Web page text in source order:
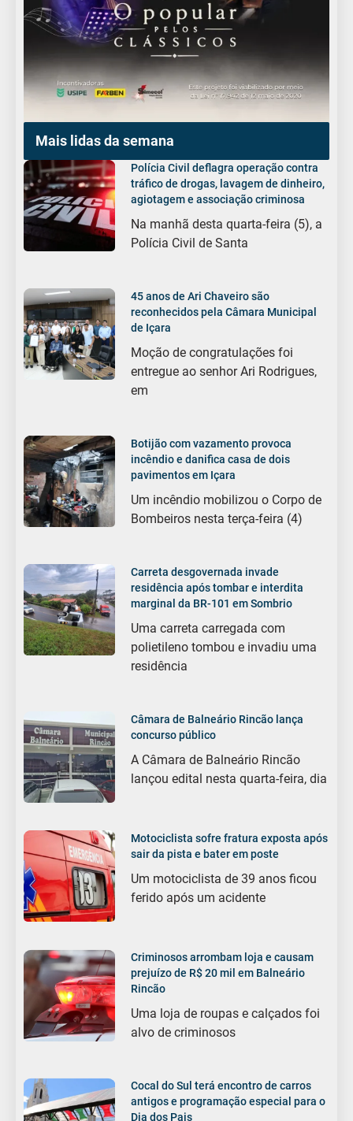
Mais lidas da semana
Polícia Civil deflagra operação contra
tráfico de drogas, lavagem de dinheiro,
agiotagem e associação criminosa
Na manhã desta quarta-feira (5), a
Polícia Civil de Santa
45 anos de Ari Chaveiro são
reconhecidos pela Câmara Municipal
de Içara
Moção de congratulações foi
entregue ao senhor Ari Rodrigues,
em
Botijão com vazamento provoca
incêndio e danifica casa de dois
pavimentos em Içara
Um incêndio mobilizou o Corpo de
Bombeiros nesta terça-feira (4)
Carreta desgovernada invade
residência após tombar e interdita
marginal da BR-101 em Sombrio
Uma carreta carregada com
polietileno tombou e invadiu uma
residência
Câmara de Balneário Rincão lança
concurso público
A Câmara de Balneário Rincão
lançou edital nesta quarta-feira, dia
Motociclista sofre fratura exposta após
sair da pista e bater em poste
Um motociclista de 39 anos ficou
ferido após um acidente
Criminosos arrombam loja e causam
prejuízo de R$ 20 mil em Balneário
Rincão
Uma loja de roupas e calçados foi
alvo de criminosos
Cocal do Sul terá encontro de carros
antigos e programação especial para o
Dia dos Pais